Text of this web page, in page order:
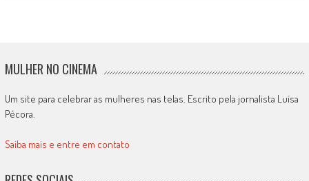
MULHER NO CINEMA
Um site para celebrar as mulheres nas telas. Escrito pela jornalista Luísa
Pécora.
Saiba mais e entre em contato